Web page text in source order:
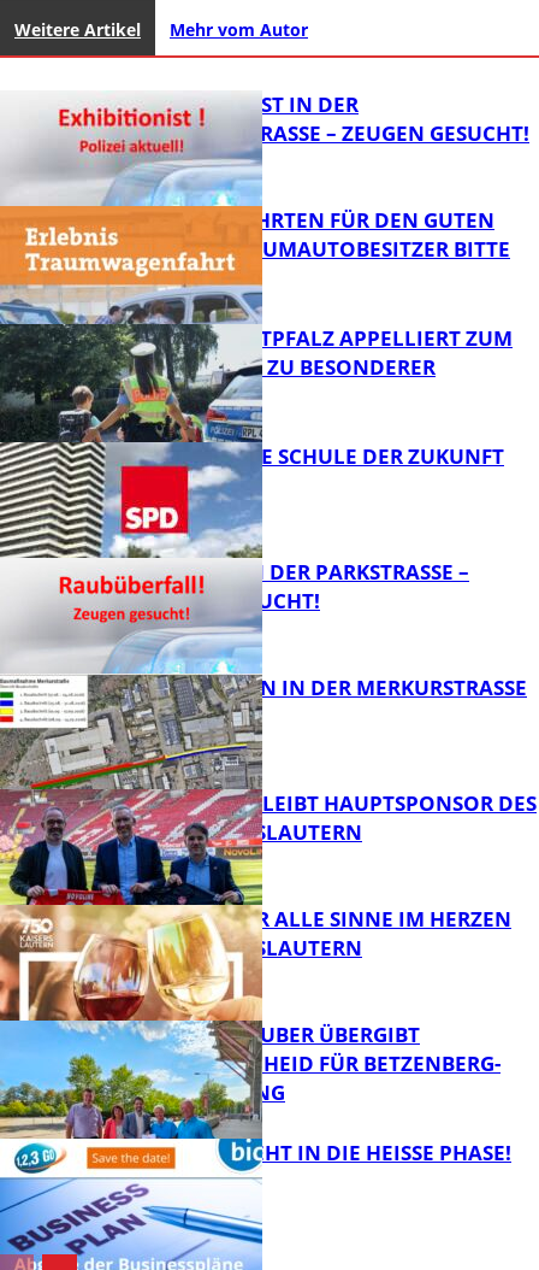
Weitere Artikel Mehr vom Autor
FB News
EXHIBITIONIST IN DER
VELMANNSTRASSE – ZEUGEN GESUCHT!
FB News
SPENDENFAHRTEN FÜR DEN GUTEN
ZWECK – TRAUMAUTOBESITZER BITTE
MELDEN!
FB News
POLIZEI WESTPFALZ APPELLIERT ZUM
SCHULSTART ZU BESONDERER
VORSICHT
WIE SIEHT DIE SCHULE DER ZUKUNFT
AUS?
FB News
ÜBERFALL IN DER PARKSTRASSE – Z
EUGEN GESUCHT!
FB News
BAUARBEITEN IN DER MERKURSTRASSE
FB News
NOVOLINE BLEIBT HAUPTSPONSOR DES
1. FC KAISERSLAUTERN
FB Kultur
GENÜSSE FÜR ALLE SINNE IM HERZEN
VON KAISERSLAUTERN
FB News
MINISTER TEUBER ÜBERGIBT
FÖRDERBESCHEID FÜR BETZENBERG-
ENTWICKLUNG
1,2,3 GO® GEHT IN DIE HEISSE PHASE!